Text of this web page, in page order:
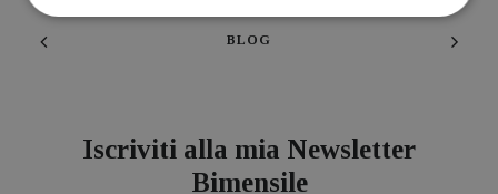
BLOG
Iscriviti alla mia Newsletter
Bimensile